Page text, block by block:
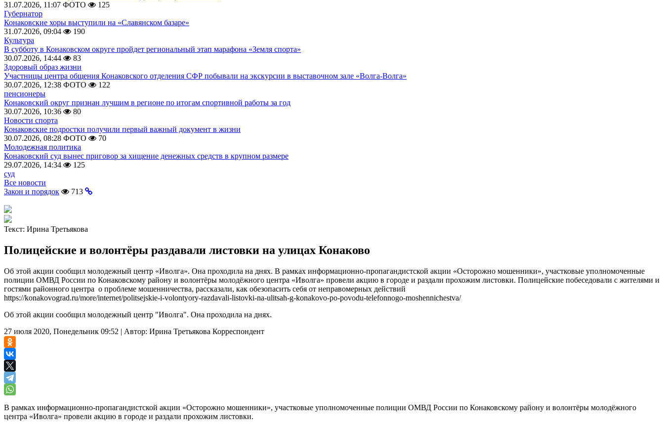
31.07.2026, 11:07 ФОТО
125
Губернатор
Конаковские хоры выступили на «Славянском базаре»
31.07.2026, 09:04
190
Культура
В субботу в Конаковском округе пройдет региональный этап марафона «Земля спорта»
30.07.2026, 14:44
83
Здоровый образ жизни
Участницы центра общения Конаковского отделения СФР побывали на экскурсии в выставочном зале «Волга-Волга»
30.07.2026, 12:38 ФОТО
122
пенсионеры
Конаковский округ признан лучшим в регионе по итогам спортивной работы за год
30.07.2026, 10:36
80
Новости спорта
Конаковские подростки получили первый важный документ в жизни
30.07.2026, 08:28 ФОТО
70
Молодежная политика
Конаковский суд вынес приговор за хищение денежных средств в крупном размере
29.07.2026, 14:34
125
суд
Все новости
Закон и порядок
713
Текст: Ирина Третьякова
Полицейские и волонтёры раздавали листовки на улицах Конаково
Об этой акции сообщил молодежный центр «Иволга». Она проходила на днях. В рамках информационно-пропагандистской акции «Осторожно мошенники», участковые уполномоченные
полиции ОМВД России по Конаковскому району и волонтёры молодёжного центра «Иволга» провели акцию в городе и раздали прохожим листовки. Полицейские побеседовали с жителями и
гостями районного центра о проблеме мошенничества, рассказали, как обезопасить себя от неправомерных действий
https://konakovograd.ru/more/internet/politsejskie-i-volontyory-razdavali-listovki-na-ulitsah-g-konakovo-po-povodu-telefonnogo-moshennichestva/
Об этой акции сообщил молодежный центр "Иволга". Она проходила на днях.
27 июля 2020, Понедельник 09:52 | Автор: Ирина Третьякова Корреспондент
В рамках информационно-пропагандистской акции «Осторожно мошенники», участковые уполномоченные полиции ОМВД России по Конаковскому району и волонтёры молодёжного
центра «Иволга» провели акцию в городе и раздали прохожим листовки.